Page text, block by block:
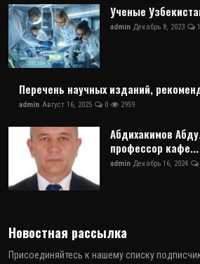
Ученые
admin Декабрь 8, 2023 1
Перечень научных изданий,
admin Август 16, 2025 0 2959
Абдихакимов
профессор кафе...
admin Декабрь 16, 2024
Новостная рассылка
Присоединяйтесь к нашему списку